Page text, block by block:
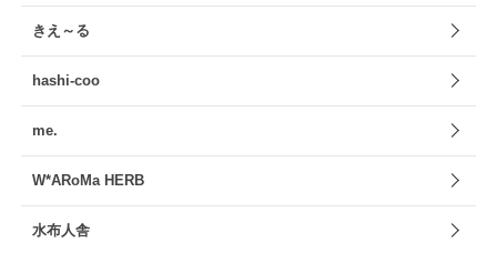
きえ～る
hashi-coo
me.
W*ARoMa HERB
水布人舎